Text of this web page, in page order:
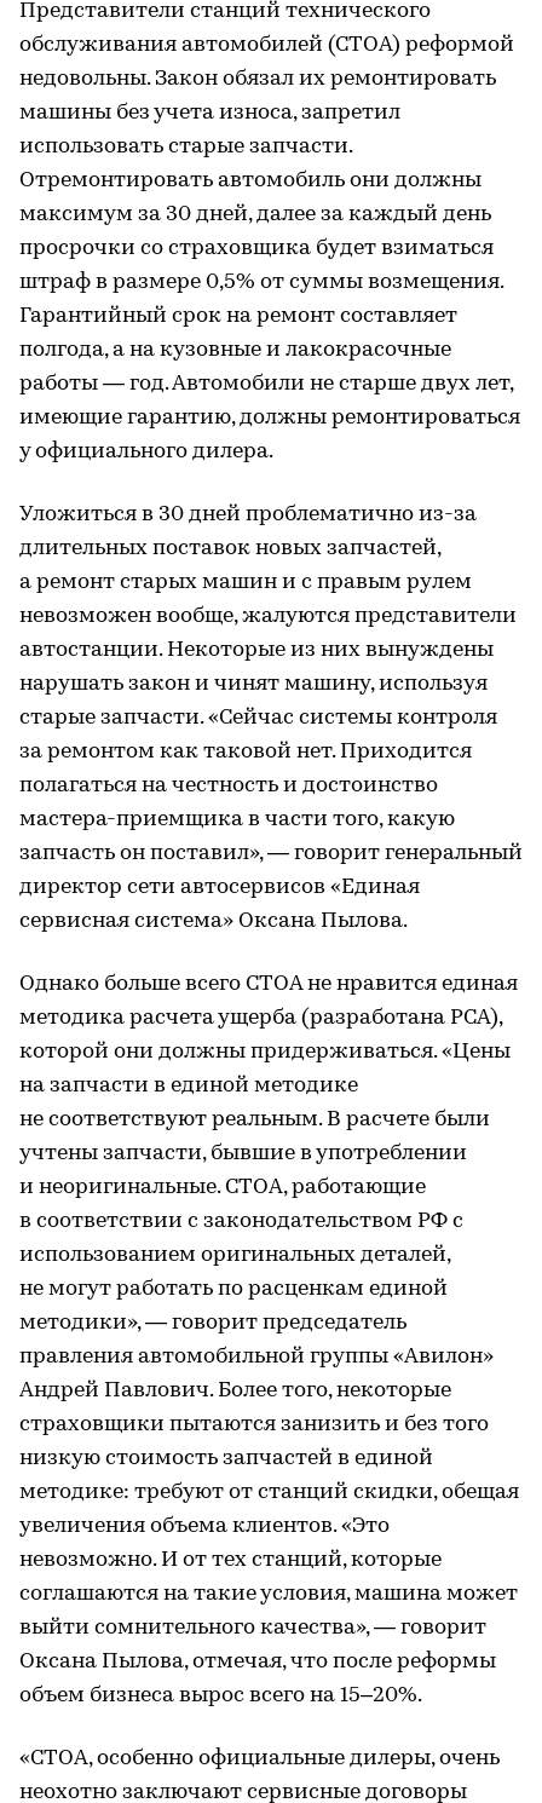
Представители станций технического
обслуживания автомобилей (СТОА) реформой
недовольны. Закон обязал их ремонтировать
машины без учета износа, запретил
использовать старые запчасти.
Отремонтировать автомобиль они должны
максимум за 30 дней, далее за каждый день
просрочки со страховщика будет взиматься
штраф в размере 0,5% от суммы возмещения.
Гарантийный срок на ремонт составляет
полгода, а на кузовные и лакокрасочные
работы — год. Автомобили не старше двух лет,
имеющие гарантию, должны ремонтироваться
у официального дилера.
Уложиться в 30 дней проблематично из-за
длительных поставок новых запчастей,
а ремонт старых машин и с правым рулем
невозможен вообще, жалуются представители
автостанции. Некоторые из них вынуждены
нарушать закон и чинят машину, используя
старые запчасти. «Сейчас системы контроля
за ремонтом как таковой нет. Приходится
полагаться на честность и достоинство
мастера-приемщика в части того, какую
запчасть он поставил», — говорит генеральный
директор сети автосервисов «Единая
сервисная система» Оксана Пылова.
Однако больше всего СТОА не нравится единая
методика расчета ущерба (разработана РСА),
которой они должны придерживаться. «Цены
на запчасти в единой методике
не соответствуют реальным. В расчете были
учтены запчасти, бывшие в употреблении
и неоригинальные. СТОА, работающие
в соответствии с законодательством РФ с
использованием оригинальных деталей,
не могут работать по расценкам единой
методики», — говорит председатель
правления автомобильной группы «Авилон»
Андрей Павлович. Более того, некоторые
страховщики пытаются занизить и без того
низкую стоимость запчастей в единой
методике: требуют от станций скидки, обещая
увеличения объема клиентов. «Это
невозможно. И от тех станций, которые
соглашаются на такие условия, машина может
выйти сомнительного качества», — говорит
Оксана Пылова, отмечая, что после реформы
объем бизнеса вырос всего на 15–20%.
«СТОА, особенно официальные дилеры, очень
неохотно заключают сервисные договоры